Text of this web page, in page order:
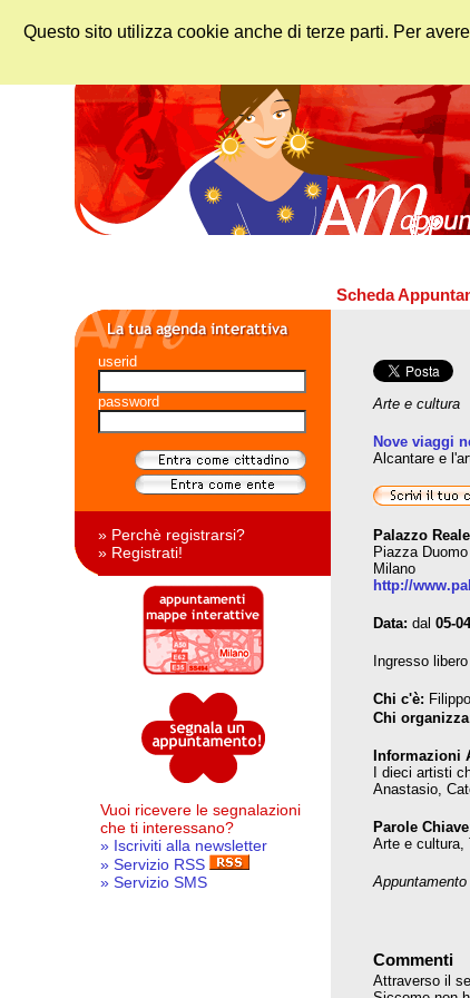
Questo sito utilizza cookie anche di terze parti. Per
Scheda
userid
password
» Perchè registrarsi?
» Registrati!
Vuoi ricevere le segnalazioni
che ti interessano?
» Iscriviti alla newsletter
» Servizio RSS
» Servizio SMS
Arte e cultura
Nove viaggi
Alcantare e
Palazzo
Piazza
Milano
http://
Data: dal05-
Ingresso libero
Chi c'è:
Chi
Informazioni
I dieci artisti
Anastasio,
Parole Chiave
Arte e cultura,
Commenti
Attraverso il